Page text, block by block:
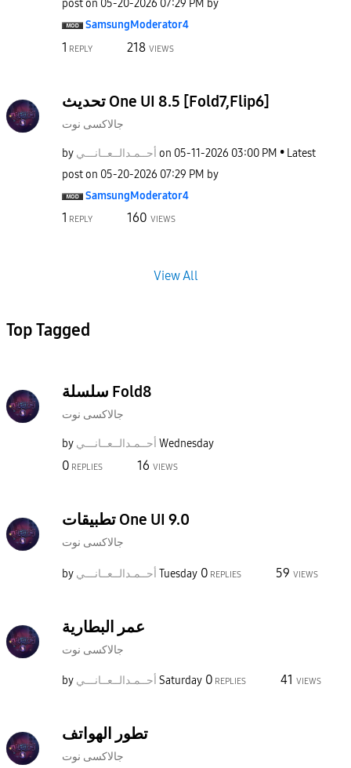
post on ‎05-20-2026 07:29 PM by
SamsungModerator4
1 REPLY 218 VIEWS
تحديث One UI 8.5 [Fold7,Flip6]
جالاكسى نوت
by أحــمـدالــعــانـــي on ‎05-11-2026 03:00 PM
Latest
post on ‎05-20-2026 07:29 PM by
SamsungModerator4
1 REPLY 160 VIEWS
View All
Top Tagged
سلسلة Fold8
جالاكسى نوت
by أحــمـدالــعــانـــي Wednesday
0 REPLIES 16 VIEWS
تطبيقات One UI 9.0
جالاكسى نوت
by أحــمـدالــعــانـــي Tuesday 0 REPLIES 59 VIEWS
عمر البطارية
جالاكسى نوت
by أحــمـدالــعــانـــي Saturday 0 REPLIES 41 VIEWS
تطور الهواتف
جالاكسى نوت